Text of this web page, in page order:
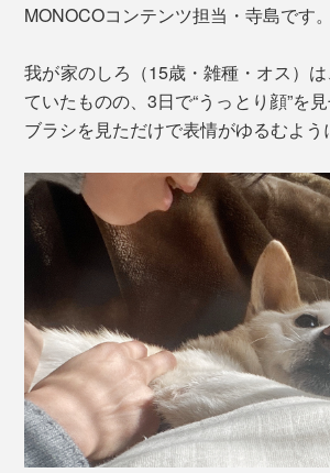
MONOCOコンテンツ担当・寺島です。
我が家のしろ（15歳・雑種・オス）
ていたものの、3日で“うっとり顔”を
ブラシを見ただけで表情がゆるむよう